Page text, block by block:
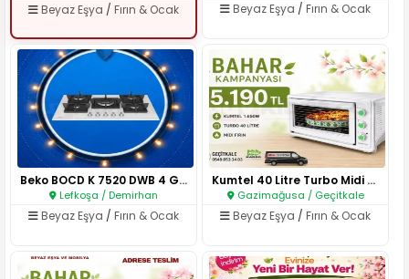
Beyaz Eşya / Fırın & Ocak Beyaz Eşya /Fırın & Ocak
Beko BOCD K 7520 DWB 4 Gözlü W..
Lefkoşa / Demirhan
Beyaz Eşya / Fırın & Ocak
Kumtel 40 Litre Turbo Midi Fır..
Gazimağusa / Geçitkale
Beyaz Eşya /Fırın & Ocak